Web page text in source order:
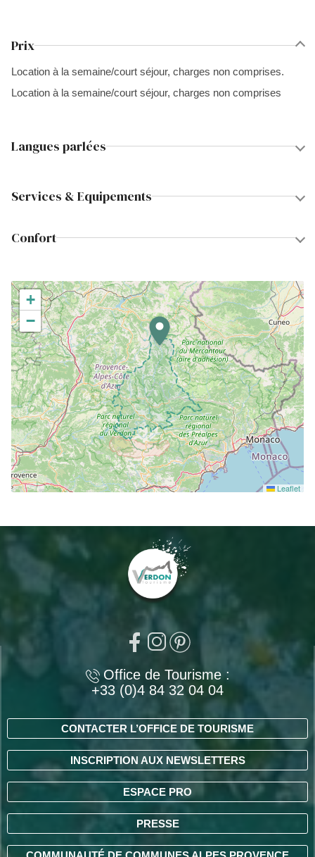
Prix
Location à la semaine/court séjour, charges non comprises.
Location à la semaine/court séjour, charges non comprises
Langues parlées
Services & Equipements
Confort
+
−
Leaflet
Office de Tourisme :
+33 (0)4 84 32 04 04
CONTACTER L’OFFICE DE TOURISME
INSCRIPTION AUX NEWSLETTERS
ESPACE PRO
PRESSE